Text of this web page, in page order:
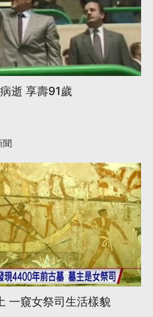
逝 享壽91歲
聞
一窺女祭司生活樣貌